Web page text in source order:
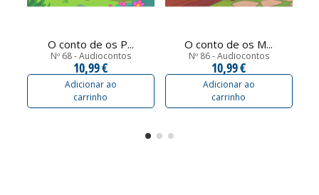
O conto de os P...
Nº 68 - Audiocontos
10,99 €
Adicionar ao
carrinho
O conto de os M...
Nº 86 - Audiocontos
10,99 €
Adicionar ao
carrinho